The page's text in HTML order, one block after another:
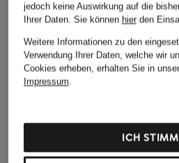
Sweatshirt SOFT LUX
70 €
Goldwin
jedoch keine Auswirkung auf die
Ihrer Daten. Sie können hierden
Weitere Informationen zu den
Verwendung Ihrer Daten, welche wir
Cookies erheben, erhalten Sie in
Impressum.
ICH